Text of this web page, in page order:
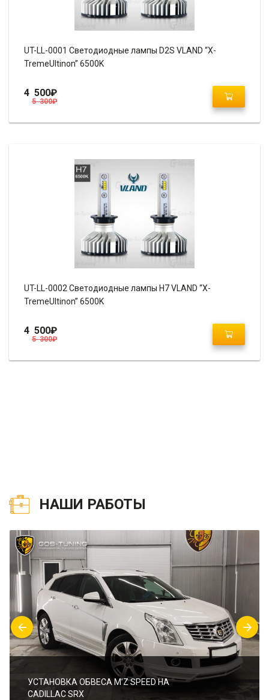
UT-LL-0001 Светодиодные лампы D2S VLAND “X-
TremeUltinon” 6500K
5 300₽
4 500₽
UT-LL-0002 Светодиодные лампы H7 VLAND “X-
TremeUltinon” 6500K
5 300₽
4 500₽
НАШИ РАБОТЫ
УСТАНОВКА ОБВЕСА M’Z SPEED НА
CADILLAC SRX